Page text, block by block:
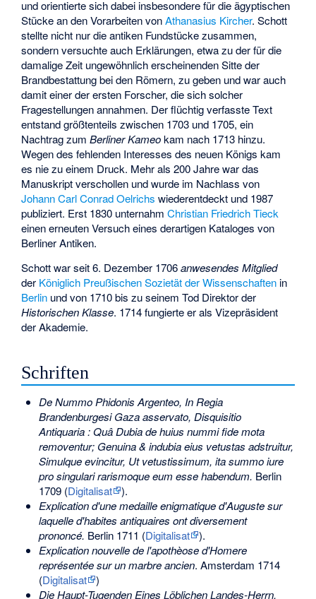
und orientierte sich dabei insbesondere für die ägyptischen
Stücke an den Vorarbeiten vonAthanasius Kircher. Schott
stellte nicht nur die antiken Fundstücke zusammen,
sondern versuchte auch Erklärungen, etwa zu der für die
damalige Zeit ungewöhnlich erscheinenden Sitte der
Brandbestattung bei den Römern, zu geben und war auch
damit einer der ersten Forscher, die sich solcher
Fragestellungen annahmen. Der flüchtig verfasste Text
entstand größtenteils zwischen 1703 und 1705, ein
Nachtrag zumBerliner Kameokam nach 1713 hinzu.
Wegen des fehlenden Interesses des neuen Königs kam
es nie zu einem Druck. Mehr als 200 Jahre war das
Manuskript verschollen und wurde im Nachlass von
Johann Carl Conrad Oelrichs wiederentdeckt und 1987
publiziert. Erst 1830 unternahmChristian Friedrich Tieck
einen erneuten Versuch eines derartigen Kataloges von
Berliner Antiken.
Schott war seit 6. Dezember 1706anwesendes Mitglied
der Königlich Preußischen Sozietät der Wissenschaften in
Berlin und von 1710 bis zu seinem Tod Direktor der
Historischen Klasse. 1714 fungierte er als Vizepräsident
der Akademie.
Schriften
De Nummo Phidonis Argenteo, In Regia
Brandenburgesi Gaza asservato, Disquisitio
Antiquaria : Quâ Dubia de huius nummi fide mota
removentur; Genuina & indubia eius vetustas adstruitur,
Simulque evincitur, Ut vetustissimum, ita summo iure
pro singulari rarismoque eum esse habendum. Berlin
1709 (Digitalisat
).
Explication d'une medaille enigmatique d'Auguste sur
laquelle d'habites antiquaires ont diversement
prononcé. Berlin 1711 (Digitalisat
).
Explication nouvelle de l'apothèose d'Homere
représentée sur un marbre ancien. Amsterdam 1714
(Digitalisat
)
Die Haupt-Tugenden Eines Löblichen Landes-Herrn,